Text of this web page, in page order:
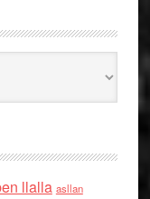
llalla asllan